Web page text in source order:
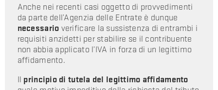
Anche nei recenti casi oggetto di provvedimenti
da parte dell’Agenzia delle Entrate è dunque
necessario verificare la sussistenza di entrambi i
requisiti anzidetti per stabilire se il contribuente
non abbia applicato l’IVA in forza di un legittimo
affidamento.
Il principio di tutela del legittimo affidamento